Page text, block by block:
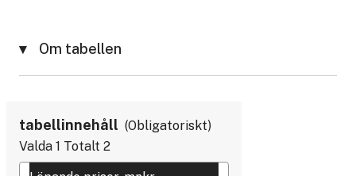
Om tabellen
tabellinnehåll
Obligatoriskt
Valda 1 Totalt 2